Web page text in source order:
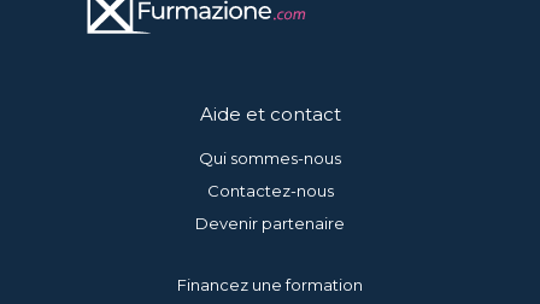
Aide et contact
Qui sommes-nous
Contactez-nous
Devenir partenaire
Financez une formation